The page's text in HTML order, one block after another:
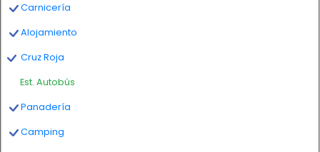
Carnicería
Alojamiento
Cruz Roja
Est. Autobús
Panadería
Camping